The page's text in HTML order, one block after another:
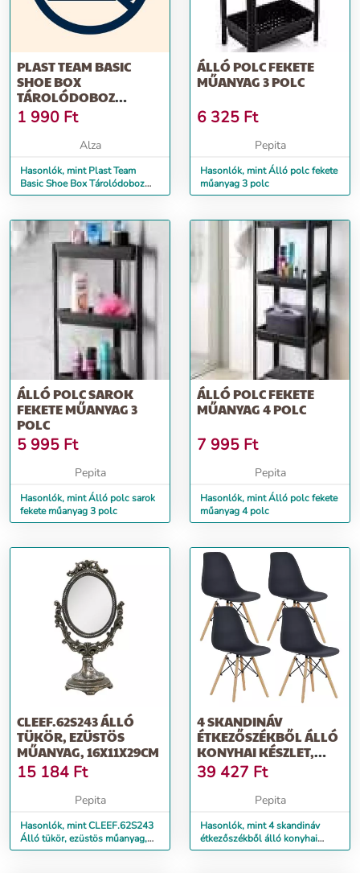
PLAST TEAM BASIC
SHOE BOX
TÁROLÓDOBOZ
MAGASSARKÚ
CIPŐKHÖZ,
23,8×34×21,2 CM
1 990 Ft
Alza
Hasonlók, mint Plast Team
Basic Shoe Box Tárolódoboz
magassarkú cipőkhöz,
ÁLLÓ POLC FEKETE
MŰANYAG 3 POLC
6 325 Ft
Pepita
Hasonlók, mint Álló polc fekete
műanyag 3 polc
ÁLLÓ POLC SAROK
FEKETE MŰANYAG 3
POLC
5 995 Ft
Pepita
Hasonlók, mint Álló polc sarok
fekete műanyag 3 polc
ÁLLÓ POLC FEKETE
MŰANYAG 4 POLC
7 995 Ft
Pepita
Hasonlók, mint Álló polc fekete
műanyag 4 polc
CLEEF.62S243 ÁLLÓ
TÜKÖR, EZÜSTÖS
MŰANYAG, 16X11X29CM
15 184 Ft
Pepita
Hasonlók, mint CLEEF.62S243
Álló tükör, ezüstös műanyag,
16x11x29cm
4 SKANDINÁV
ÉTKEZŐSZÉKBŐL ÁLLÓ
KONYHAI KÉSZLET,
38X42X82CM, FEKETE
39 427 Ft
Pepita
Hasonlók, mint 4 skandináv
étkezőszékből álló konyhai
készlet, 38x42x82cm, fekete